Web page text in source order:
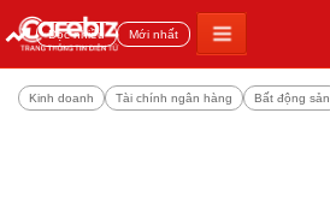
Đọc nhiều Mới nhất
Kinh doanh Tài chính ngân hàng Bất động sản